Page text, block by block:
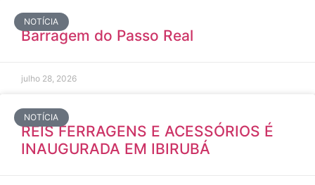
NOTÍCIA
Barragem do Passo Real
julho 28, 2026
NOTÍCIA
REIS FERRAGENS E ACESSÓRIOS É
INAUGURADA EM IBIRUBÁ